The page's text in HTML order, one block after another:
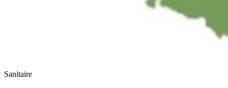
Sanitaire